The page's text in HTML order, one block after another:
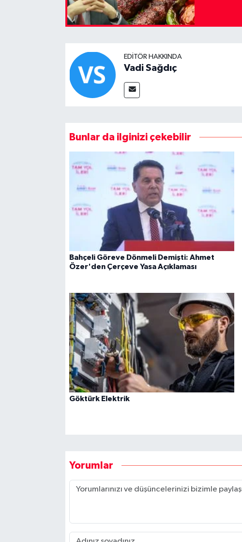
EDITÖR HAKKINDA
Vadi Sağdıç
Bunlar da ilginizi çekebilir
Bahçeli Göreve Dönmeli Demişti: Ahmet
Özer'den Çerçeve Yasa Açıklaması
Göktürk Elektrik
Yorumlar